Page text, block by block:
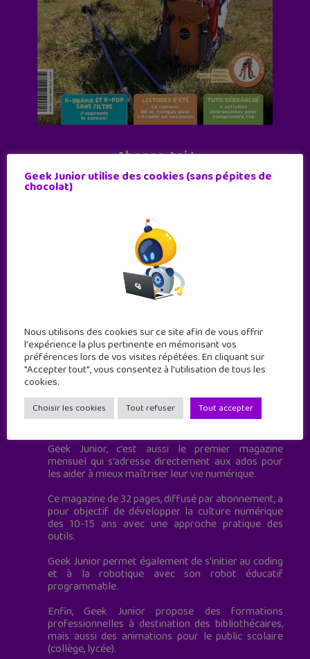
Abonne-toi !
11 numéros par an
JE M'ABONNE !
Geek Junior est le premier site de culture numérique
à destination des adolescents.
Geek Junior, c’est aussi le premier magazine
mensuel qui s’adresse directement aux ados pour
les aider à mieux maîtriser leur vie numérique.
Ce magazine de 32 pages, diffusé par abonnement, a
pour objectif de développer la culture numérique
des 10-15 ans avec une approche pratique des
outils.
Geek Junior permet également de s'initier au coding
et à la robotique avec son robot éducatif
programmable.
Enfin, Geek Junior propose des formations
professionnelles à destination des bibliothécaires,
mais aussi des animations pour le public scolaire
(collège, lycée).
Geek Junior utilise des cookies (sans pépites de
chocolat)
Nous utilisons des cookies sur ce site afin de vous offrir
l'expérience la plus pertinente en mémorisant vos
préférences lors de vos visites répétées. En cliquant sur
"Accepter tout", vous consentez à l'utilisation de tous les
cookies.
Choisir les cookies Tout refuser Tout accepter